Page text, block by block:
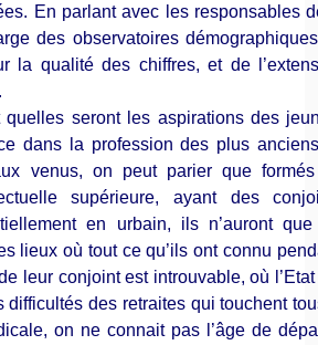
En parlant avec les responsables
des observatoires
la qualité des chiffres, et de
quelles seront les aspirations des
dans la profession des plus
venus, on peut parier que
supérieure, ayant des
en urbain, ils n’auront
lieux où tout ce qu’ils ont connu
leur conjoint est introuvable, où
difficultés des retraites qui touchent
on ne connait pas l’âge de